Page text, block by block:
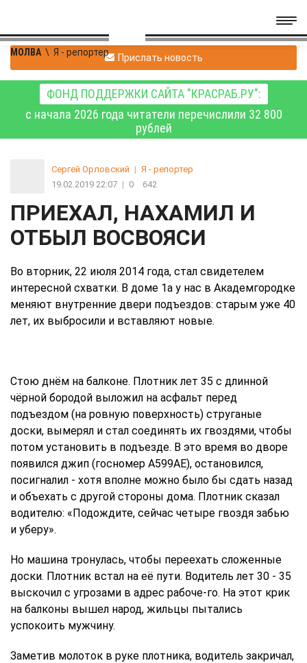
МОЛВА \ Я - репортер Прислать новость
ФОНД ПОДДЕРЖКИ САЙТА "КРАСРАБ.РУ":
с начала 2026 года читатели перечислили 32 800
рублей
Сергей Орловский | Я - репортер
19.02.2019 22:07 | 0 642
ПРИЕХАЛ, НАХАМИЛ И
ОТБЫЛ ВОСВОЯСИ
Во вторник, 22 июля 2014 года, стал свидетелем
интересной схватки. В доме 1а у нас в Академгородке
меняют внутренние двери подъездов: старым уже 40
лет, их выбросили и вставляют новые.
Стою днём на балконе. Плотник лет 35 с длинной
чёрной бородой выложил на асфальт перед
подъездом (на ровную поверхность) струганые
доски, вымерял и стал соединять их гвоздями, чтобы
потом установить в подъезде. В это время во дворе
появился джип (госномер А599АЕ), остановился,
посигналил - хотя вполне можно было бы сдать назад
и объехать с другой стороны дома. Плотник сказал
водителю: «Подождите, сейчас четыре гвоздя забью
и уберу».
Но машина тронулась, чтобы переехать сложенные
доски. Плотник встал на её пути. Водитель лет 30 - 35
выскочил с угрозами в адрес рабоче-го. На этот крик
на балконы вышел народ, жильцы пытались
успокоить мужчину.
Заметив молоток в руке плотника, водитель закричал,